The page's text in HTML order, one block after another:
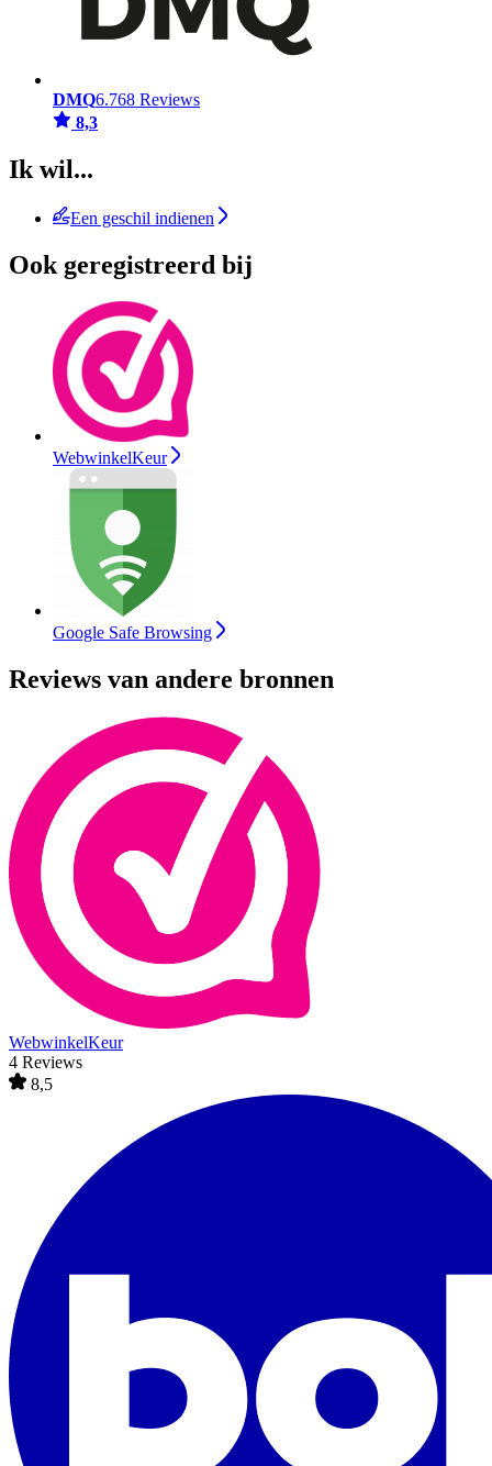
DMQ6.768 Reviews
8,3
Ik wil...
Een geschil indienen
Ook geregistreerd bij
WebwinkelKeur
Google Safe Browsing
Reviews van andere bronnen
WebwinkelKeur
4 Reviews
8,5